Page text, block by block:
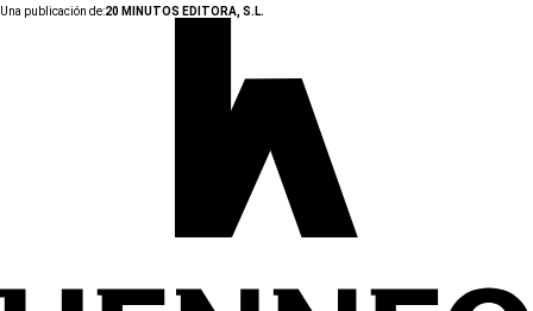
Una publicación de:20 MINUTOS EDITORA, S.L.